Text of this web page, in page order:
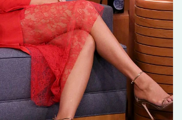
جاكيت صوف بنقشة الكاروهات المميزة رقم
3.950,00 lei RON